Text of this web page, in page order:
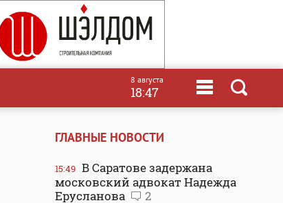
8 августа
18:47
ГЛАВНЫЕ НОВОСТИ
15:49 В Саратове задержана
московский адвокат Надежда
Ерусланова
2